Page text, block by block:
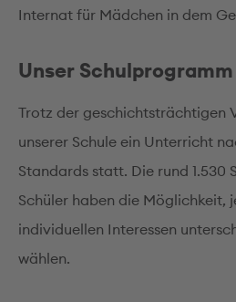
Internat für Mädchen in dem
Unser Schulprogramm
Trotz der geschichtsträchtigen
unserer Schule ein Unterricht
Standards statt. Die rund 1.530
Schüler haben die Möglichkeit,
individuellen Interessen
wählen.